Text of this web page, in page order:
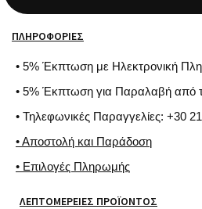
ΠΛΗΡΟΦΟΡΊΕΣ
• 5% Έκπτωση με Ηλεκτρονική
• 5% Έκπτωση για Παραλαβή από
• Τηλεφωνικές Παραγγελίες: +30
• Αποστολή και Παράδοση
• Επιλογές Πληρωμής
ΛΕΠΤΟΜΈΡΕΙΕΣ ΠΡΟΪΌΝΤΟΣ